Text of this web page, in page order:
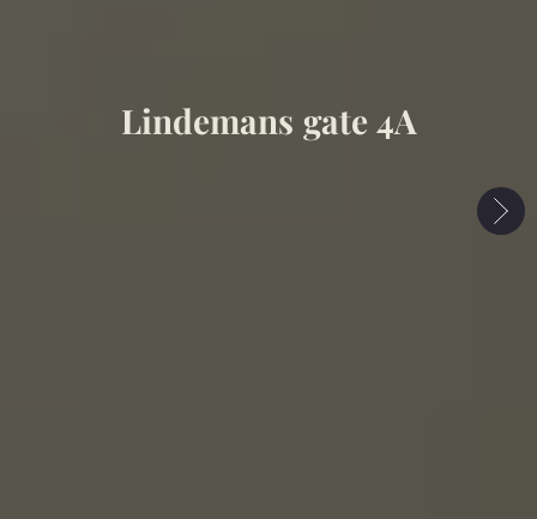
Lindemans gate 4A